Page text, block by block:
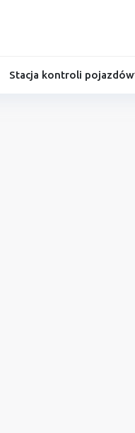
Stacja kontroli pojazdów